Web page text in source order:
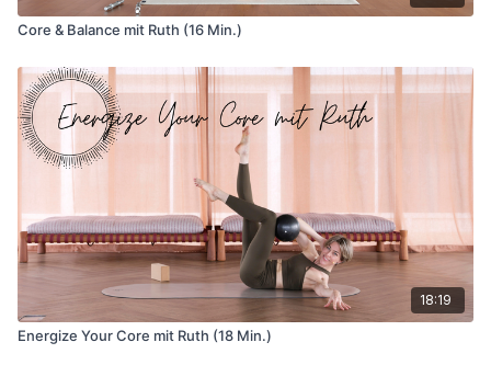
Core & Balance mit Ruth (16 Min.)
18:19
Energize Your Core mit Ruth (18 Min.)